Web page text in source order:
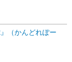
ック
ブルー)
（かんどれぽー